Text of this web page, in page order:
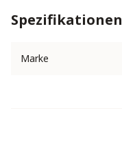
Spezifikationen
Marke